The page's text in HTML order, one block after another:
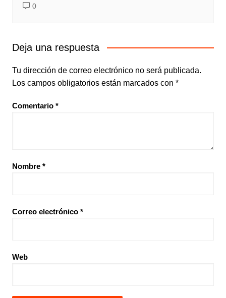
0
Deja una respuesta
Tu dirección de correo electrónico no será publicada.
Los campos obligatorios están marcados con *
Comentario *
Nombre *
Correo electrónico *
Web